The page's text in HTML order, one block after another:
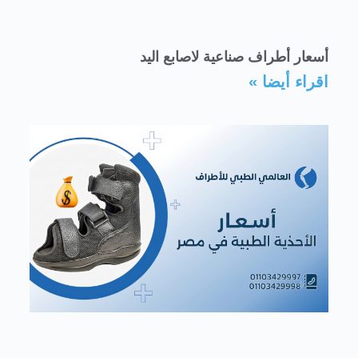
أسعار أطراف صناعية لاصابع اليد
اقراء أيضا »